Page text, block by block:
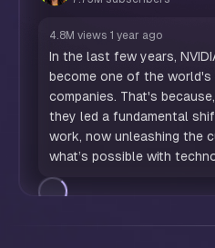
4.8M views 1 year ago
In the last few years,
become one of the world's
companies. That's
they led a fundamental
work, now unleashing the
what’s possible with